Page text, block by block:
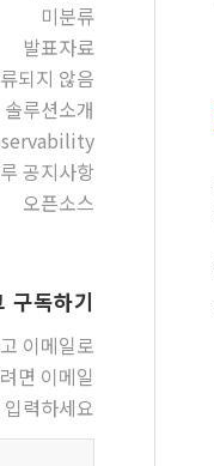
미분류
발표자료
되지 않음
솔루션소개
공지사항
오픈소스
구독하기
이메일로
면 이메일
력하세요